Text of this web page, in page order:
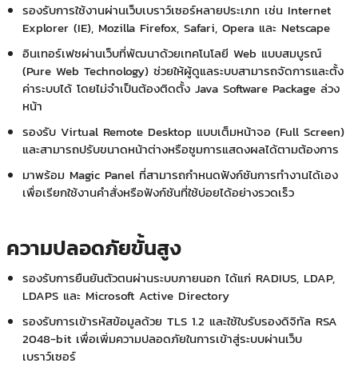
รองรับการใช้งานผ่านเว็บเบราว์เซอร์หลายประเภท เช่น Internet
Explorer (IE), Mozilla Firefox, Safari, Opera และ Netscape
อินเทอร์เฟซผ่านเว็บที่พัฒนาด้วยเทคโนโลยี Web แบบสมบูรณ์
(Pure Web Technology) ช่วยให้ผู้ดูแลระบบสามารถจัดการและตั้ง
ค่าระบบได้ โดยไม่จำเป็นต้องติดตั้ง Java Software Package ล่วง
หน้า
รองรับ Virtual Remote Desktop แบบเต็มหน้าจอ (Full Screen)
และสามารถปรับขนาดหน้าต่างหรือซูมการแสดงผลได้ตามต้องการ
มาพร้อม Magic Panel ที่สามารถกำหนดฟังก์ชันการทำงานได้เอง
เพื่อเรียกใช้งานคำสั่งหรือฟังก์ชันที่ใช้บ่อยได้อย่างรวดเร็ว
ความปลอดภัยขั้นสูง
รองรับการยืนยันตัวตนผ่านระบบภายนอก ได้แก่ RADIUS, LDAP,
LDAPS และ Microsoft Active Directory
รองรับการเข้ารหัสข้อมูลด้วย TLS 1.2 และใช้ใบรับรองดิจิทัล RSA
2048-bit เพื่อเพิ่มความปลอดภัยในการเข้าสู่ระบบผ่านเว็บ
เบราว์เซอร์